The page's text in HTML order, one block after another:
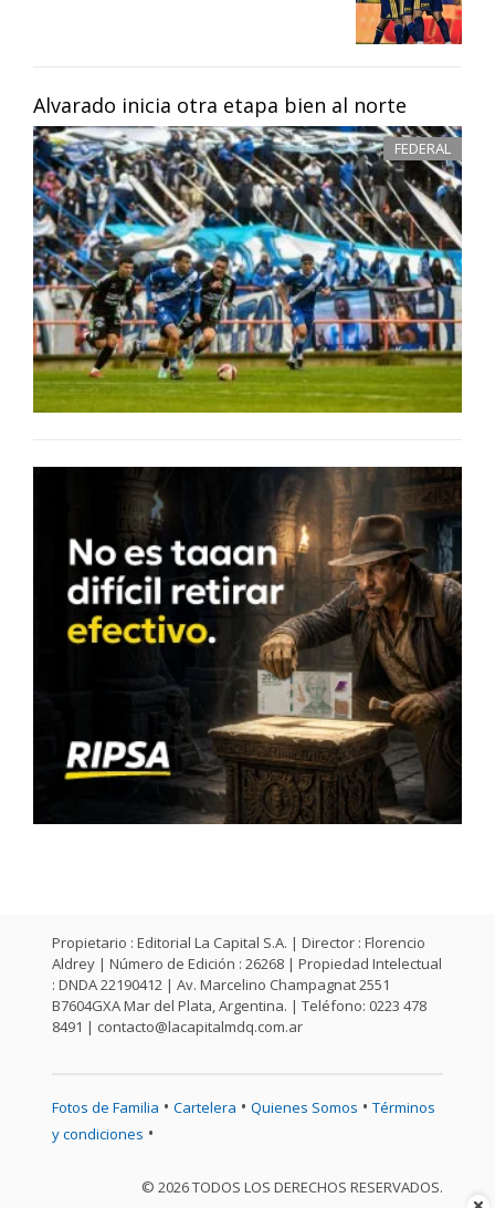
Alvarado inicia otra etapa bien al norte
FEDERAL
Propietario : Editorial La Capital S.A. | Director : Florencio
Aldrey | Número de Edición : 26268 | Propiedad Intelectual
: DNDA 22190412 | Av. Marcelino Champagnat 2551
B7604GXA Mar del Plata, Argentina. | Teléfono: 0223 478
8491 | contacto@lacapitalmdq.com.ar
Fotos de Familia • Cartelera • Quienes Somos • Términos
y condiciones •
© 2026 TODOS LOS DERECHOS RESERVADOS.